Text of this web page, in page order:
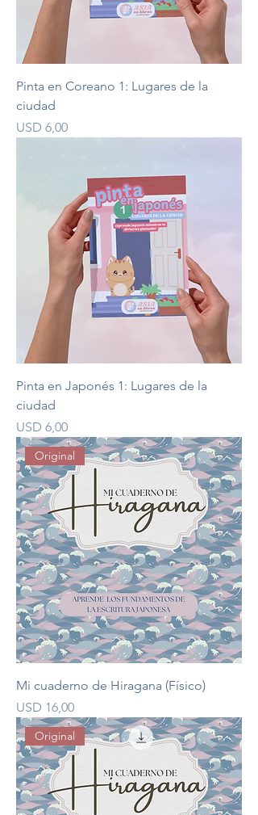
Pinta en Coreano 1: Lugares de la
ciudad
Precio
USD 6,00
Pinta en Japonés 1: Lugares de la
ciudad
Precio
USD 6,00
Original
Mi cuaderno de Hiragana (Físico)
Precio
USD 16,00
Original